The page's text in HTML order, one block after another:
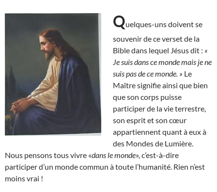
Quelques-uns doivent se
souvenir de ce verset de la
Bible dans lequel Jésus dit : «
Je suis dans ce monde mais je ne
suis pas de ce monde. » Le
Maître signifie ainsi que bien
que son corps puisse
participer de la vie terrestre,
son esprit et son cœur
appartiennent quant à eux à
des Mondes de Lumière.
Nous pensons tous vivre «dans le monde», c’est-à-dire
participer d’un monde commun à toute l’humanité. Rien n’est
moins vrai !